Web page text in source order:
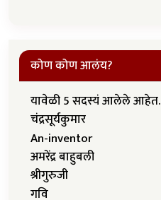
कोण कोण आलंय?
यावेळी 5 सदस्यं आलेले आहेत.
चंद्रसूर्यकुमार
An-inventor
अमरेंद्र बाहुबली
श्रीगुरुजी
गवि